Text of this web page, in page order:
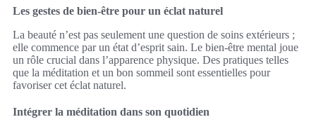
Les gestes de bien-être pour un éclat naturel
La beauté n’est pas seulement une question de soins extérieurs ;
elle commence par un état d’esprit sain. Le bien-être mental joue
un rôle crucial dans l’apparence physique. Des pratiques telles
que la méditation et un bon sommeil sont essentielles pour
favoriser cet éclat naturel.
Intégrer la méditation dans son quotidien